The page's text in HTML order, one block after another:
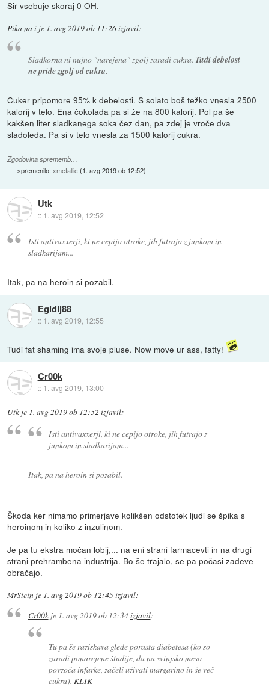
Sir vsebuje skoraj 0 OH.
Pika na i je 1. avg 2019 ob 11:26izjavil:
Sladkorna ni nujno "narejena" zgolj zaradi cukra. Tudi debelost
ne pride zgolj od cukra.
Cuker pripomore 95% k debelosti. S solato boš težko vnesla 2500
kalorij v telo. Ena čokolada pa si že na 800 kalorij. Pol pa še
kakšen liter sladkanega soka čez dan, pa zdej je vroče dva
sladoleda. Pa si v telo vnesla za 1500 kalorij cukra.
Zgodovina sprememb…
spremenilo:xmetallic (1. avg 2019 ob 12:52)
Utk
:: 1. avg 2019, 12:52
Isti antivaxxerji, ki ne cepijo otroke, jih futrajo z junkom in
sladkarijam...
Itak, pa na heroin si pozabil.
Egidij88
:: 1. avg 2019, 12:55
Tudi fat shaming ima svoje pluse. Now move ur ass, fatty!
Cr00k
:: 1. avg 2019, 13:00
Utk je 1. avg 2019 ob 12:52 izjavil:
Isti antivaxxerji, ki ne cepijo otroke, jih futrajo z
junkom in sladkarijam...
Itak, pa na heroin si pozabil.
Škoda ker nimamo primerjave kolikšen odstotek ljudi se špika s
heroinom in koliko z inzulinom.
Je pa tu ekstra močan lobij,... na eni strani farmacevti in na drugi
strani prehrambena industrija. Bo še trajalo, se pa počasi zadeve
obračajo.
MrStein je 1. avg 2019 ob 12:45izjavil:
Cr00kje 1. avg 2019 ob 12:34izjavil:
Tu pa še raziskava glede porasta diabetesa (ko so
zaradi ponarejene študije, da na svinjsko meso
povzoča infarke, začeli uživati margarino in še več
cukra). KLIK